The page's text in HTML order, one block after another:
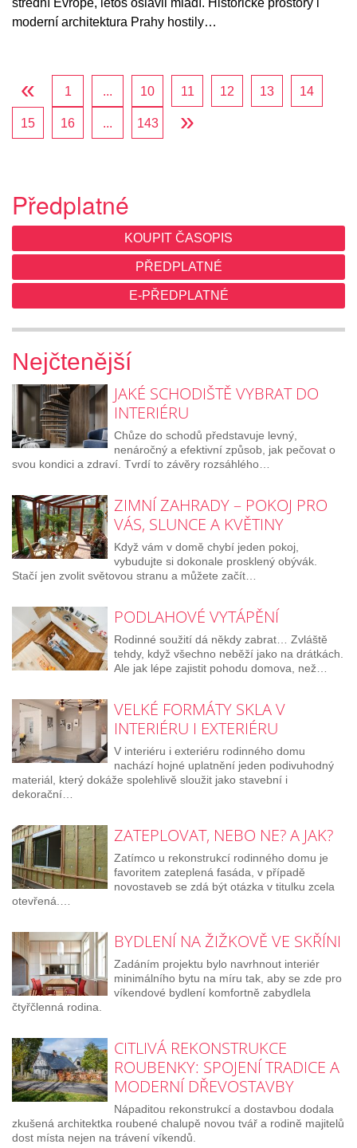
moderní architektura Prahy hostily…
« 1 ... 10 11 12 13 14
15 16 ... 143 »
Předplatné
KOUPIT ČASOPIS
PŘEDPLATNÉ
E-PŘEDPLATNÉ
Nejčtenější
JAKÉ SCHODIŠTĚ VYBRAT DO
INTERIÉRU
Chůze do schodů představuje levný,
nenáročný a efektivní způsob, jak pečovat o
svou kondici a zdraví. Tvrdí to závěry rozsáhlého…
ZIMNÍ ZAHRADY – POKOJ PRO
VÁS, SLUNCE A KVĚTINY
Když vám v domě chybí jeden pokoj,
vybudujte si dokonale prosklený obývák.
Stačí jen zvolit světovou stranu a můžete začít…
PODLAHOVÉ VYTÁPĚNÍ
Rodinné soužití dá někdy zabrat… Zvláště
tehdy, když všechno neběží jako na drátkách.
Ale jak lépe zajistit pohodu domova, než…
VELKÉ FORMÁTY SKLA V
INTERIÉRU I EXTERIÉRU
V interiéru i exteriéru rodinného domu
nachází hojné uplatnění jeden podivuhodný
materiál, který dokáže spolehlivě sloužit jako stavební i
dekorační…
ZATEPLOVAT, NEBO NE? A JAK?
Zatímco u rekonstrukcí rodinného domu je
favoritem zateplená fasáda, v případě
novostaveb se zdá být otázka v titulku zcela
otevřená.…
BYDLENÍ NA ŽIŽKOVĚ VE SKŘÍNI
Zadáním projektu bylo navrhnout interiér
minimálního bytu na míru tak, aby se zde pro
víkendové bydlení komfortně zabydlela
čtyřčlenná rodina.
CITLIVÁ REKONSTRUKCE
ROUBENKY: SPOJENÍ TRADICE A
MODERNÍ DŘEVOSTAVBY
Nápaditou rekonstrukcí a dostavbou dodala
zkušená architektka roubené chalupě novou tvář a rodině majitelů
dost místa nejen na trávení víkendů.